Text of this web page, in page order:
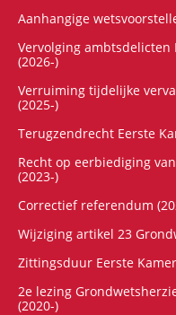
Aanhangige
Vervolging
(2026-)
Verruiming tijdelijke
(2025-)
Terugzendrecht Eerste
Recht op eerbiediging
(2023-)
Correctief referendum
Wijziging artikel 23
Zittingsduur Eerste
2e lezing
(2020-)